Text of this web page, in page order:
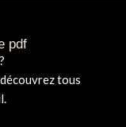
pdf
tous